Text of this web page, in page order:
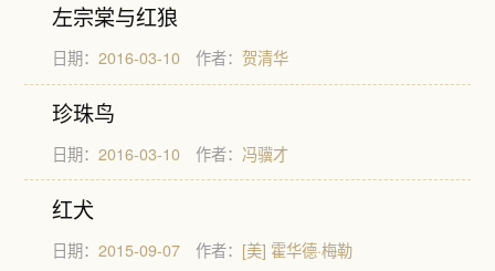
左宗棠与红狼
日期：2016-03-10 作者： 贺清华
珍珠鸟
日期：2016-03-10 作者： 冯骥才
红犬
日期：2015-09-07 作者： [美] 霍华德·梅勒